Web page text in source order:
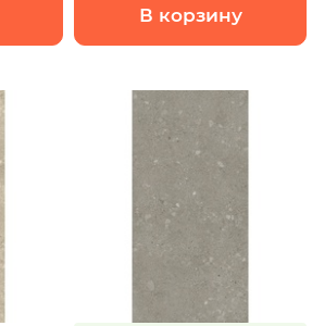
В корзину